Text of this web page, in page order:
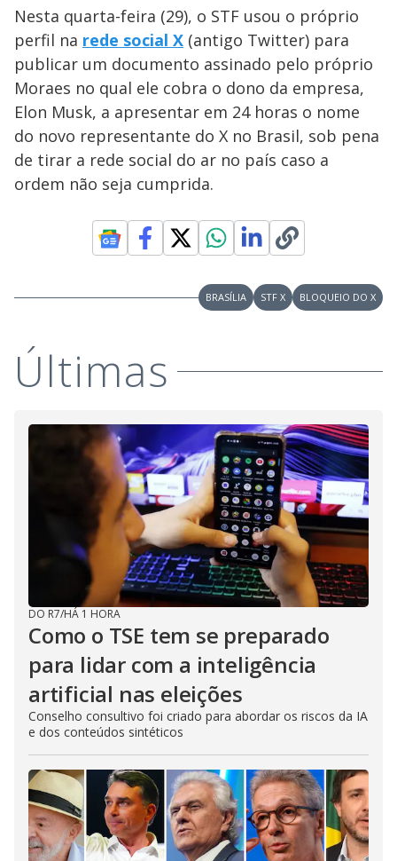
Nesta quarta-feira (29), o STF usou o próprio
perfil na rede social X (antigo Twitter) para
publicar um documento assinado pelo próprio
Moraes no qual ele cobra o dono da empresa,
Elon Musk, a apresentar em 24 horas o nome
do novo representante do X no Brasil, sob pena
de tirar a rede social do ar no país caso a
ordem não seja cumprida.
BRASÍLIA STF X BLOQUEIO DO X
Últimas
DO R7/HÁ 1 HORA
Como o TSE tem se preparado
para lidar com a inteligência
artificial nas eleições
Conselho consultivo foi criado para abordar os riscos da IA
e dos conteúdos sintéticos